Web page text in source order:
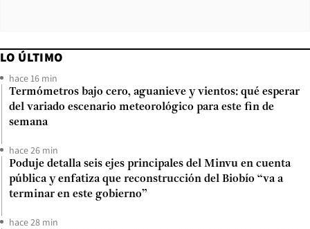
LO ÚLTIMO
hace 16 min
Termómetros bajo cero, aguanieve y vientos: qué esperar
del variado escenario meteorológico para este fin de
semana
hace 26 min
Poduje detalla seis ejes principales del Minvu en cuenta
pública y enfatiza que reconstrucción del Biobío “va a
terminar en este gobierno”
hace 28 min